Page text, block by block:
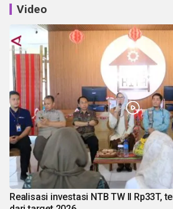
Video
Realisasi investasi NTB TW II Rp33T,